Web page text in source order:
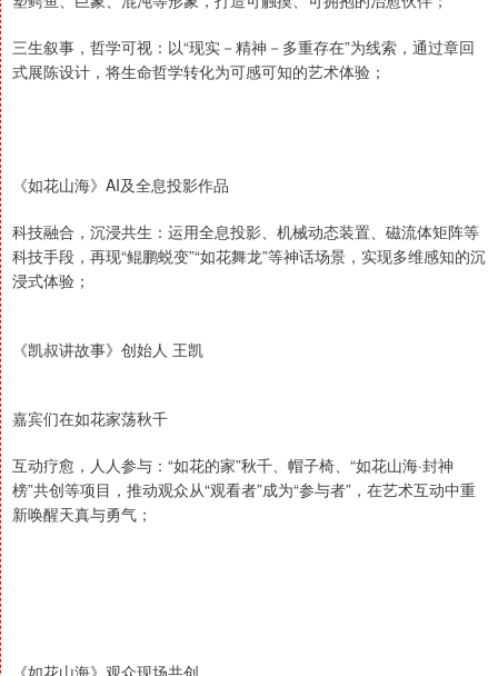
三生叙事，哲学可视：以“现实－精神－多重存在”为线索，通过章回
式展陈设计，将生命哲学转化为可感可知的艺术体验；
《如花山海》AI及全息投影作品
科技融合，沉浸共生：运用全息投影、机械动态装置、磁流体矩阵等
科技手段，再现“鲲鹏蜕变”“如花舞龙”等神话场景，实现多维感知的沉
浸式体验；
《凯叔讲故事》创始人 王凯
嘉宾们在如花家荡秋千
互动疗愈，人人参与：“如花的家”秋千、帽子椅、“如花山海·封神
榜”共创等项目，推动观众从“观看者”成为“参与者”，在艺术互动中重
新唤醒天真与勇气；
《如花山海》观众现场共创